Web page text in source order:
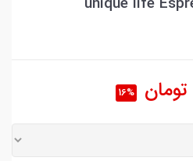
تومان 16%